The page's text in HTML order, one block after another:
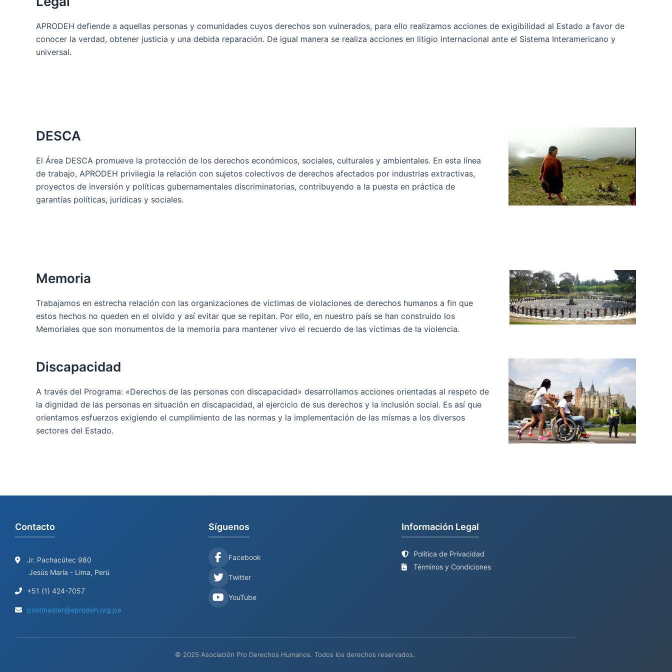
APRODEH defiende a aquellas personas y comunidades cuyos derechos son vulnerados, para ello realizamos acciones de exigibilidad al Estado a favor de
conocer la verdad, obtener justicia y una debida reparación. De igual manera se realiza acciones en litigio internacional ante el Sistema Interamericano y
universal.
DESCA
El Área DESCA promueve la protección de los derechos económicos, sociales, culturales y ambientales. En esta línea
de trabajo, APRODEH privilegia la relación con sujetos colectivos de derechos afectados por industrias extractivas,
proyectos de inversión y políticas gubernamentales discriminatorias, contribuyendo a la puesta en práctica de
garantías políticas, jurídicas y sociales.
Memoria
Trabajamos en estrecha relación con las organizaciones de víctimas de violaciones de derechos humanos a fin que
estos hechos no queden en el olvido y así evitar que se repitan. Por ello, en nuestro país se han construido los
Memoriales que son monumentos de la memoria para mantener vivo el recuerdo de las víctimas de la violencia.
Discapacidad
A través del Programa: «Derechos de las personas con discapacidad» desarrollamos acciones orientadas al respeto de
la dignidad de las personas en situación en discapacidad, al ejercicio de sus derechos y la inclusión social. Es así que
orientamos esfuerzos exigiendo el cumplimiento de las normas y la implementación de las mismas a los diversos
sectores del Estado.
Contacto
Jr. Pachacútec 980
Jesús María - Lima, Perú
+51 (1) 424-7057
postmaster@aprodeh.org.pe
Síguenos
Facebook
Twitter
YouTube
Información Legal
Política de Privacidad
Términos y Condiciones
© 2025 Asociación Pro Derechos Humanos. Todos los derechos reservados.